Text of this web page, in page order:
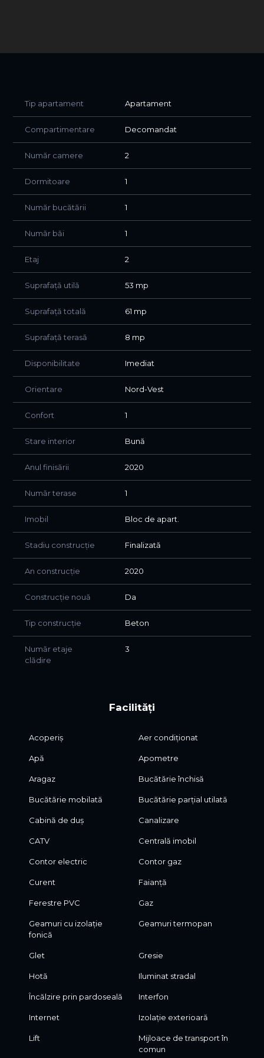
Tip apartament Apartament
Compartimentare Decomandat
Număr camere 2
Dormitoare 1
Număr bucătării 1
Număr băi 1
Etaj 2
Suprafață utilă 53 mp
Suprafață totală 61 mp
Suprafață terasă 8 mp
Disponibilitate Imediat
Orientare Nord-Vest
Confort 1
Stare interior Bună
Anul finisării 2020
Număr terase 1
Imobil Bloc de apart.
Stadiu construcție Finalizată
An construcție 2020
Construcție nouă Da
Tip construcție Beton
Număr etaje
clădire
3
Facilități
Acoperiș Aer condiționat
Apă Apometre
Aragaz Bucătărie închisă
Bucătărie mobilată Bucătărie parțial utilată
Cabină de duș Canalizare
CATV Centrală imobil
Contor electric Contor gaz
Curent Faianță
Ferestre PVC Gaz
Geamuri cu izolație
fonică
Geamuri termopan
Glet Gresie
Hotă Iluminat stradal
Încălzire prin pardoseală Interfon
Internet Izolație exterioară
Lift
Mijloace de transport în
comun